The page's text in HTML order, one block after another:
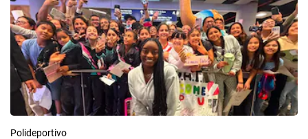
Polideportivo